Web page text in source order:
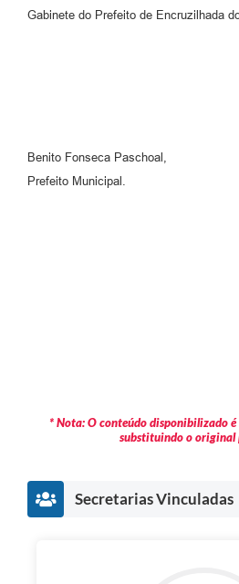
Gabinete do Prefeito de Encruzilhada
Benito Fonseca Paschoal,
Prefeito Municipal.
* Nota: O conteúdo disponibilizado
substituindo o original
Secretarias Vinculadas